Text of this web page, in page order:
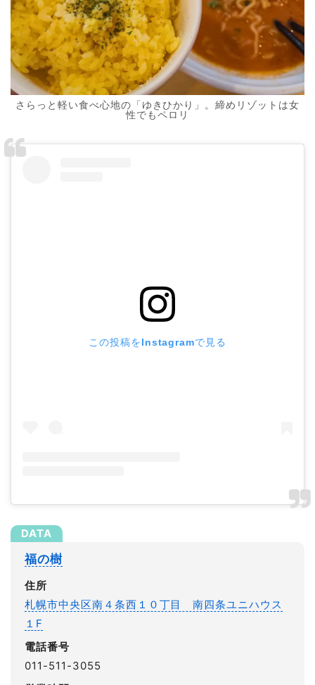
さらっと軽い食べ心地の「ゆきひかり」。締めリゾットは女
性でもペロリ
この投稿をInstagramで見る
福の樹
住所
札幌市中央区南４条西１０丁目 南四条ユニハウス
１F
電話番号
011-511-3055